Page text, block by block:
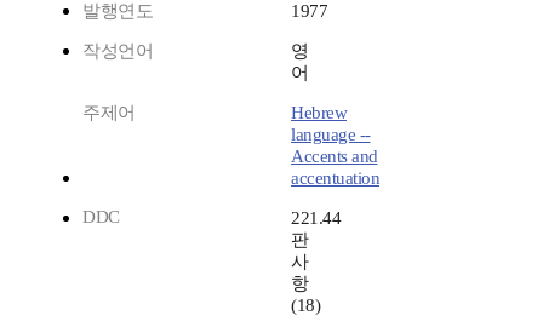
발행연도 1977
작성언어
영
어
주제어
Hebrew
language --
Accents and
accentuation
DDC
221.44
판
사
항
(18)